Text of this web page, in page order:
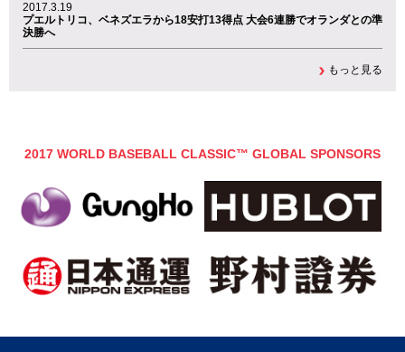
2017.3.19
プエルトリコ、ベネズエラから18安打13得点 大会6連勝でオランダとの準
決勝へ
もっと見る
2017 WORLD BASEBALL CLASSIC™ GLOBAL SPONSORS